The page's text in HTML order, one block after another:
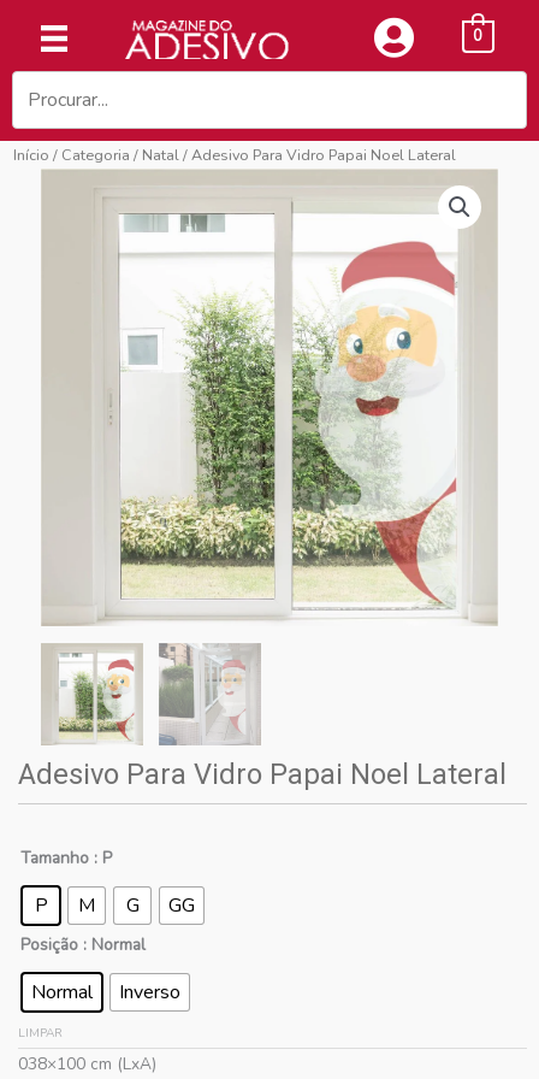
conteúdo
0
Início / Categoria / Natal/ Adesivo Para Vidro Papai Noel Lateral
Adesivo Para Vidro Papai Noel Lateral
Tamanho : P
P M G GG
Posição : Normal
Normal Inverso
LIMPAR
038×100 cm (LxA)